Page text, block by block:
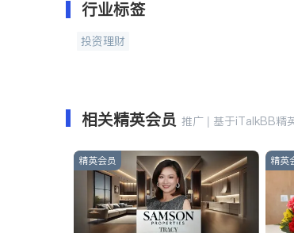
行业标签
投资理财
相关精英会员 推广 | 基于iTalkBB精
精英会员 精英